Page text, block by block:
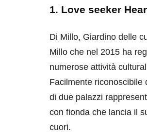
1. Love seeker
Di Millo, Giardino delle
Millo che nel 2015 ha
numerose attività
Facilmente riconoscibile
di due palazzi
con fionda che lancia il
cuori.